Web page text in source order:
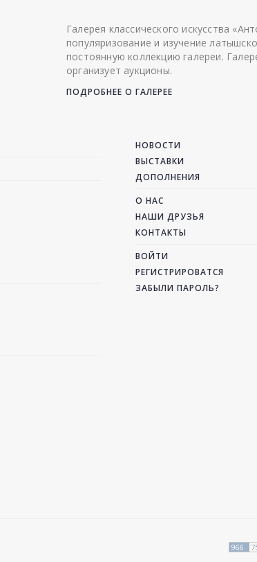
Галерея классического искусства
популяризование и изучение
постоянную коллекцию галереи.
организует аукционы.
ПОДРОБНЕЕ О ГАЛЕРЕЕ
НОВОСТИ
ВЫСТАВКИ
ДОПОЛНЕНИЯ
О НАС
НАШИ ДРУЗЬЯ
КОНТАКТЫ
ВОЙТИ
РЕГИСТРИРОВАТСЯ
ЗАБЫЛИ ПАРОЛЬ?